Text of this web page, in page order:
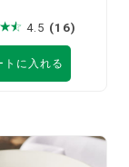
4.5 (16)
トに入れる